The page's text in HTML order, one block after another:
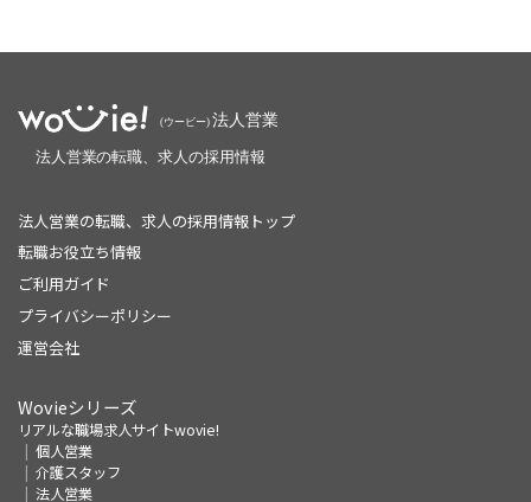
法人営業の転職、求人の採用情報トップ
転職お役立ち情報
ご利用ガイド
プライバシーポリシー
運営会社
Wovieシリーズ
リアルな職場求人サイトwovie!
個人営業
介護スタッフ
法人営業